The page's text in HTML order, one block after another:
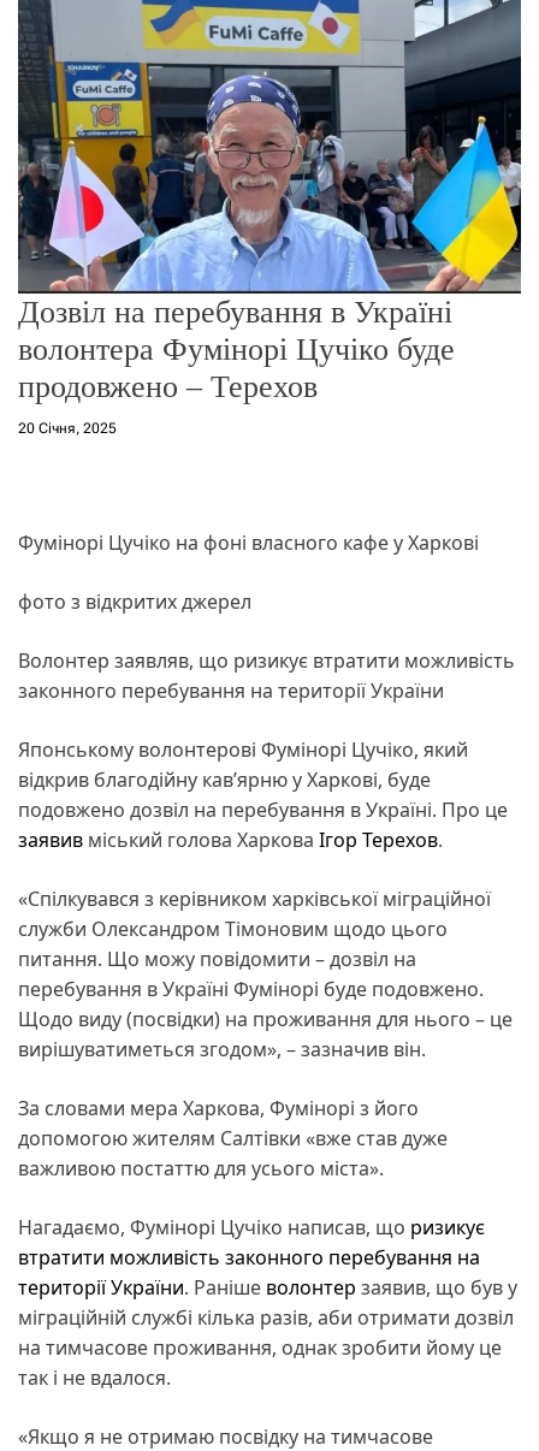
о
р
ж
и
м
у
Дозвіл на перебування в Україні
волонтера Фумінорі Цучіко буде
продовжено – Терехов
20 Січня, 2025
Фумінорі Цучіко на фоні власного кафе у Харкові
фото з відкритих джерел
Волонтер заявляв, що ризикує втратити можливість
законного перебування на території України
Японському волонтерові Фумінорі Цучіко, який
відкрив благодійну кав’ярню у Харкові, буде
подовжено дозвіл на перебування в Україні. Про це
заявив міський голова Харкова Ігор Терехов.
«Спілкувався з керівником харківської міграційної
служби Олександром Тімоновим щодо цього
питання. Що можу повідомити – дозвіл на
перебування в Україні Фумінорі буде подовжено.
Щодо виду (посвідки) на проживання для нього – це
вирішуватиметься згодом», – зазначив він.
За словами мера Харкова, Фумінорі з його
допомогою жителям Салтівки «вже став дуже
важливою постаттю для усього міста».
Нагадаємо, Фумінорі Цучіко написав, що ризикує
втратити можливість законного перебування на
території України. Раніше волонтер заявив, що був у
міграційній службі кілька разів, аби отримати дозвіл
на тимчасове проживання, однак зробити йому це
так і не вдалося.
«Якщо я не отримаю посвідку на тимчасове